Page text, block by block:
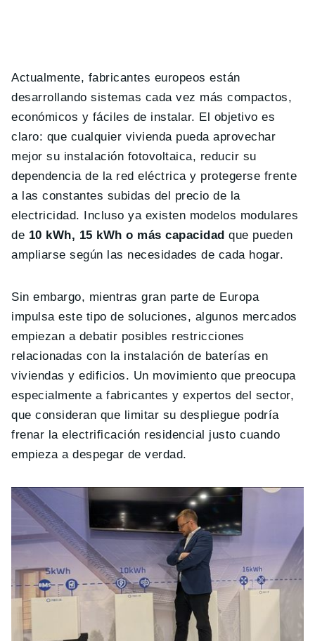
Actualmente, fabricantes europeos están
desarrollando sistemas cada vez más compactos,
económicos y fáciles de instalar. El objetivo es
claro: que cualquier vivienda pueda aprovechar
mejor su instalación fotovoltaica, reducir su
dependencia de la red eléctrica y protegerse frente
a las constantes subidas del precio de la
electricidad. Incluso ya existen modelos modulares
de 10 kWh, 15 kWh o más capacidad que pueden
ampliarse según las necesidades de cada hogar.
Sin embargo, mientras gran parte de Europa
impulsa este tipo de soluciones, algunos mercados
empiezan a debatir posibles restricciones
relacionadas con la instalación de baterías en
viviendas y edificios. Un movimiento que preocupa
especialmente a fabricantes y expertos del sector,
que consideran que limitar su despliegue podría
frenar la electrificación residencial justo cuando
empieza a despegar de verdad.